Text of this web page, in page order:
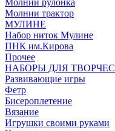
Молнии рулонка
Молнии трактор
МУЛИНЕ
Набор ниток Мулине
ПНК им.Кирова
Прочее
НАБОРЫ ДЛЯ
Развивающие игры
Фетр
Бисероплетение
Вязание
Игрушки своими руками